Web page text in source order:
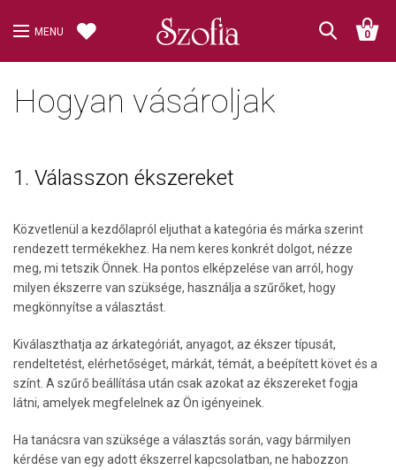
MENU 0
Hogyan vásároljak
1. Válasszon ékszereket
Közvetlenül a kezdőlapról eljuthat a kategória és márka szerint
rendezett termékekhez. Ha nem keres konkrét dolgot, nézze
meg, mi tetszik Önnek. Ha pontos elképzelése van arról, hogy
milyen ékszerre van szüksége, használja a szűrőket, hogy
megkönnyítse a választást.
Kiválaszthatja az árkategóriát, anyagot, az ékszer típusát,
rendeltetést, elérhetőséget, márkát, témát, a beépített követ és a
színt. A szűrő beállítása után csak azokat az ékszereket fogja
látni, amelyek megfelelnek az Ön igényeinek.
Ha tanácsra van szüksége a választás során, vagy bármilyen
kérdése van egy adott ékszerrel kapcsolatban, ne habozzon